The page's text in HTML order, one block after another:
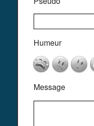
Humeur
Message